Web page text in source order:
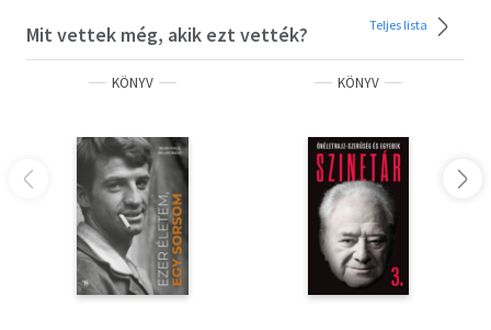
Mit vettek még, akik ezt vették? Teljes lista
KÖNYV KÖNYV